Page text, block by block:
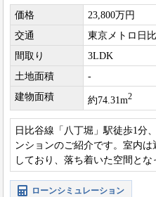
価格
23,800万円
交通
東京メトロ日
間取り
3LDK
土地面積
-
建物面積
約74.31m2
日比谷線「八丁堀」駅徒歩1分
ンションのご紹介です。室内
しており、落ち着いた空間と
が備わっているのも嬉しい点で
ローンシミュレーション